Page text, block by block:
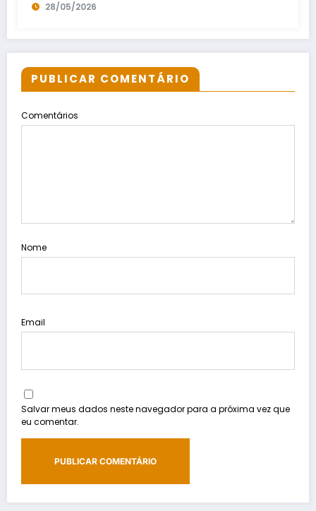
28/05/2026
PUBLICAR COMENTÁRIO
Comentários
Nome
Email
Salvar meus dados neste navegador para a próxima vez que
eu comentar.